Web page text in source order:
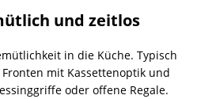
und zeitlos
in die Küche. Typisch
mit Kassettenoptik und
oder offene Regale.